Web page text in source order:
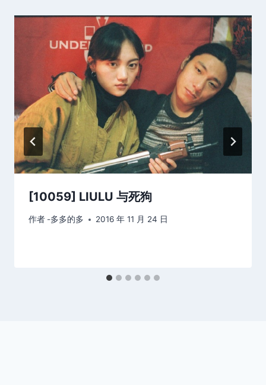
[10059] LIULU 与死狗
作者 -多多的多 2016 年 11 月 24 日